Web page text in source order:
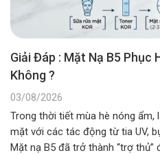
Giải Đáp : Mặt Nạ B5 Phục
Không ?
03/08/2026
Trong thời tiết mùa hè nóng ẩm,
mặt với các tác động từ tia UV,
Mặt nạ B5 đã trở thành “trợ